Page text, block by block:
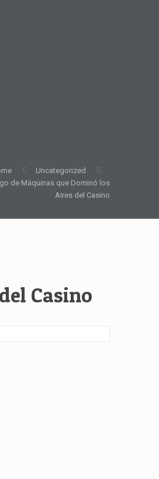
Uncategorized
de Máquinas que Dominó los
Aires del Casino
Casino